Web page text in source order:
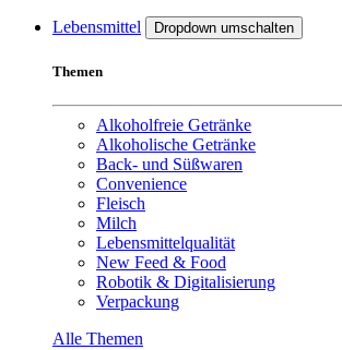
Lebensmittel Dropdown umschalten
Themen
Alkoholfreie Getränke
Alkoholische Getränke
Back- und Süßwaren
Convenience
Fleisch
Milch
Lebensmittelqualität
New Feed & Food
Robotik & Digitalisierung
Verpackung
Alle Themen